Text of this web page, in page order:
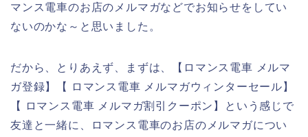
マンス電車のお店のメルマガなどでお知らせをしてい
ないのかな～と思いました。
だから、とりあえず、まずは、【ロマンス電車 メルマ
ガ登録】【 ロマンス電車 メルマガウィンターセール】
【 ロマンス電車 メルマガ割引クーポン】という感じで
友達と一緒に、ロマンス電車のお店のメルマガについ